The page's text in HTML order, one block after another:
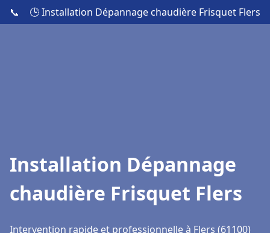
📞 🕒 Installation Dépannage chaudière Frisquet Flers
Installation Dépannage
chaudière Frisquet Flers
Intervention rapide et professionnelle à Flers (61100)